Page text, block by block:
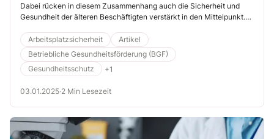
Dabei rücken in diesem Zusammenhang auch die Sicherheit und
Gesundheit der älteren Beschäftigten verstärkt in den Mittelpunkt.
erfahrenen Beschäftigten lange gesund bei Ihnen arbeiten können,
erfahren Sie im Folgenden.
Arbeitsplatzsicherheit
Artikel
Betriebliche Gesundheitsförderung (BGF)
Gesundheitsschutz
+1
03.01.2025·2 Min Lesezeit